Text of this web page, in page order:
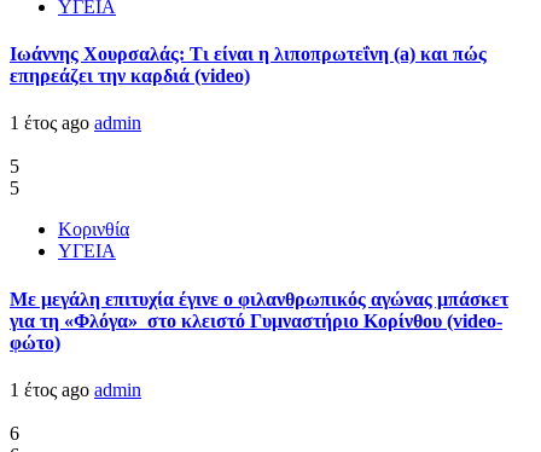
ΥΓΕΙΑ
Ιωάννης Χουρσαλάς: Τι είναι η λιποπρωτεΐνη (a) και πώς
επηρεάζει την καρδιά (video)
1 έτος ago admin
5
5
Κορινθία
ΥΓΕΙΑ
Με μεγάλη επιτυχία έγινε ο φιλανθρωπικός αγώνας μπάσκετ
για τη «Φλόγα» στο κλειστό Γυμναστήριο Κορίνθου (video-
φώτο)
1 έτος ago admin
6